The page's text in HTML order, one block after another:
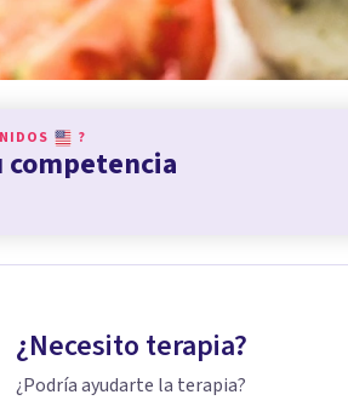
?
¿Necesito terapia?
¿Podría ayudarte la terapia?